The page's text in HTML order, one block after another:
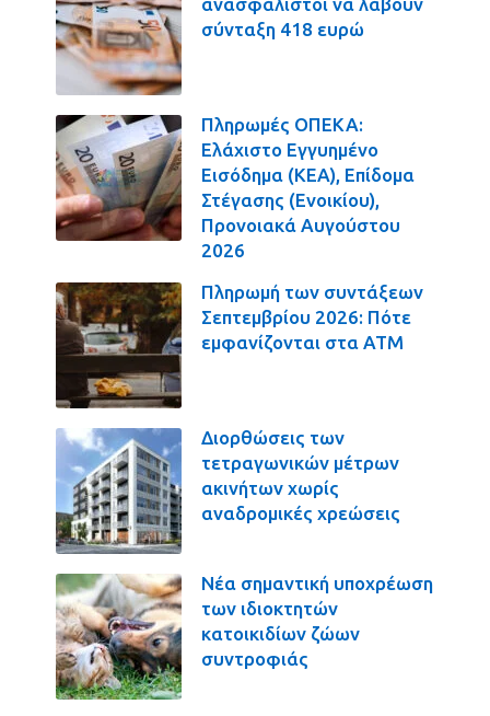
σύνταξη 418 ευρώ
Πληρωμές ΟΠΕΚΑ:
Ελάχιστο Εγγυημένο
Εισόδημα (ΚΕΑ), Επίδομα
Στέγασης (Ενοικίου),
Προνοιακά Αυγούστου
2026
Πληρωμή των συντάξεων
Σεπτεμβρίου 2026: Πότε
εμφανίζονται στα ΑΤΜ
Διορθώσεις των
τετραγωνικών μέτρων
ακινήτων χωρίς
αναδρομικές χρεώσεις
Νέα σημαντική υποχρέωση
των ιδιοκτητών
κατοικιδίων ζώων
συντροφιάς